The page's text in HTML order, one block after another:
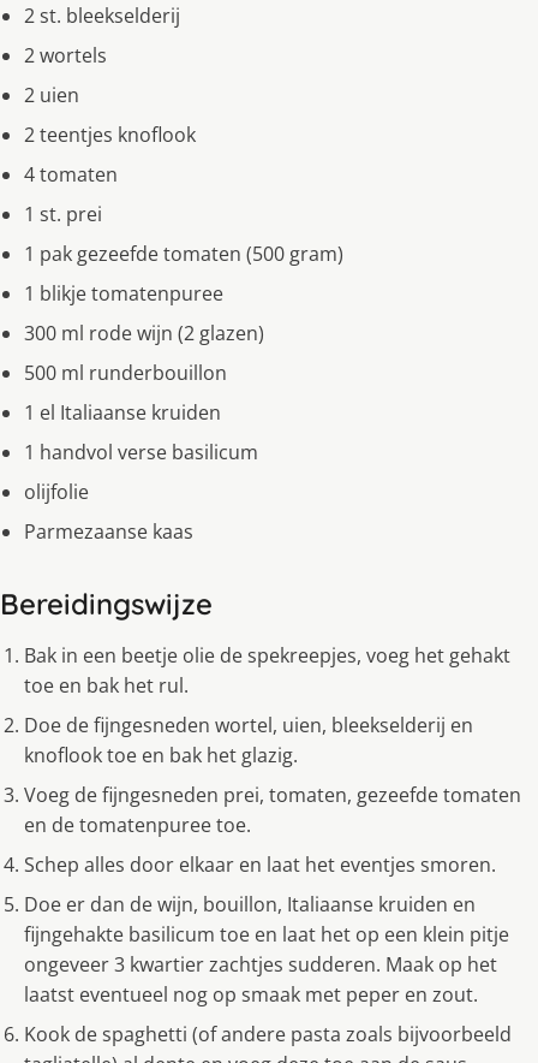
2 st. bleekselderĳ
2 wortels
2 uien
2 teentjes knoflook
4 tomaten
1 st. prei
1 pak gezeefde tomaten (500 gram)
1 blikje tomatenpuree
300 ml rode wĳn (2 glazen)
500 ml runderbouillon
1 el Italiaanse kruiden
1 handvol verse basilicum
olĳfolie
Parmezaanse kaas
Bereidingswijze
Bak in een beetje olie de spekreepjes, voeg het gehakt
toe en bak het rul.
Doe de fijngesneden wortel, uien, bleekselderĳ en
knoflook toe en bak het glazig.
Voeg de fijngesneden prei, tomaten, gezeefde tomaten
en de tomatenpuree toe.
Schep alles door elkaar en laat het eventjes smoren.
Doe er dan de wĳn, bouillon, Italiaanse kruiden en
fijngehakte basilicum toe en laat het op een klein pitje
ongeveer 3 kwartier zachtjes sudderen. Maak op het
laatst eventueel nog op smaak met peper en zout.
Kook de spaghetti (of andere pasta zoals bĳvoorbeeld